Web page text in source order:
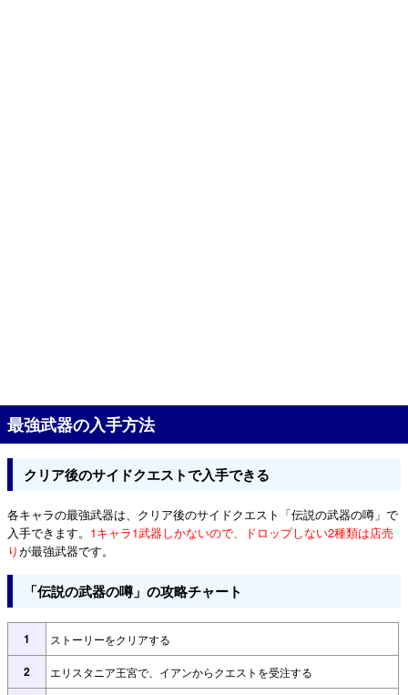
最強武器の入手方法
クリア後のサイドクエストで入手できる
各キャラの最強武器は、クリア後のサイドクエスト「伝説の武器の噂」で
入手できます。 1キャラ1武器しかないので、ドロップしない2種類は店売
りが最強武器です。
「伝説の武器の噂」の攻略チャート
1 ストーリーをクリアする
2 エリスタニア王宮で、イアンからクエストを受注する